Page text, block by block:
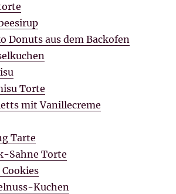
Donuts aus dem Backofen
Torte
mit Vanillecreme
Tarte
Sahne Torte
Kuchen